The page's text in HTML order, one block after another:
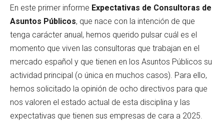
En este primer informe Expectativas de Consultoras de
Asuntos Públicos, que nace con la intención de que
tenga carácter anual, hemos querido pulsar cuál es el
momento que viven las consultoras que trabajan en el
mercado español y que tienen en los Asuntos Públicos su
actividad principal (o única en muchos casos). Para ello,
hemos solicitado la opinión de ocho directivos para que
nos valoren el estado actual de esta disciplina y las
expectativas que tienen sus empresas de cara a 2025.